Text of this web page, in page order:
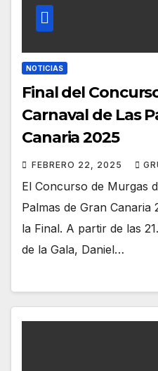
NOTICIAS
Final del
Carnaval de Las
Canaria 2025
FEBRERO 22, 2025
El Concurso de Murgas
Palmas de Gran Canaria
la Final. A partir de las
de la Gala, Daniel…